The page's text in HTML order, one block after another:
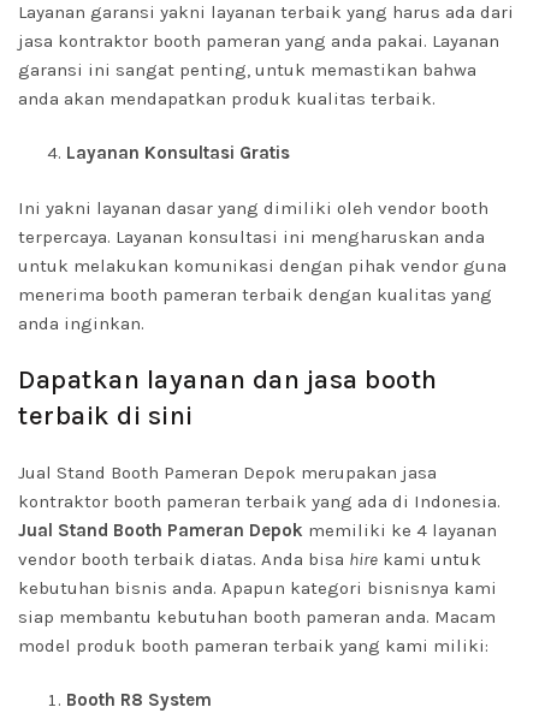
Layanan garansi yakni layanan terbaik yang harus ada dari
jasa kontraktor booth pameran yang anda pakai. Layanan
garansi ini sangat penting, untuk memastikan bahwa
anda akan mendapatkan produk kualitas terbaik.
Layanan Konsultasi Gratis
Ini yakni layanan dasar yang dimiliki oleh vendor booth
terpercaya. Layanan konsultasi ini mengharuskan anda
untuk melakukan komunikasi dengan pihak vendor guna
menerima booth pameran terbaik dengan kualitas yang
anda inginkan.
Dapatkan layanan dan jasa booth
terbaik di sini
Jual Stand Booth Pameran Depok merupakan jasa
kontraktor booth pameran terbaik yang ada di Indonesia.
Jual Stand Booth Pameran Depok memiliki ke 4 layanan
vendor booth terbaik diatas. Anda bisa hire kami untuk
kebutuhan bisnis anda. Apapun kategori bisnisnya kami
siap membantu kebutuhan booth pameran anda. Macam
model produk booth pameran terbaik yang kami miliki:
Booth R8 System